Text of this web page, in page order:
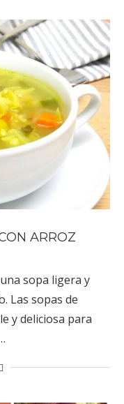
ARROZ
sopa ligera y
Las sopas de
y deliciosa para